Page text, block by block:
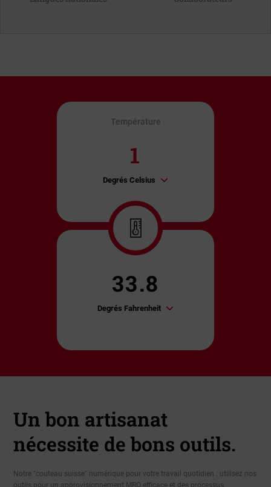
Température
Degrés Celsius
Degrés Fahrenheit
Un bon artisanat
nécessite de bons outils.
Notre "couteau suisse" numérique pour votre travail quotidien : utilisez nos
outils pour un approvisionnement MRO efficace et des processus